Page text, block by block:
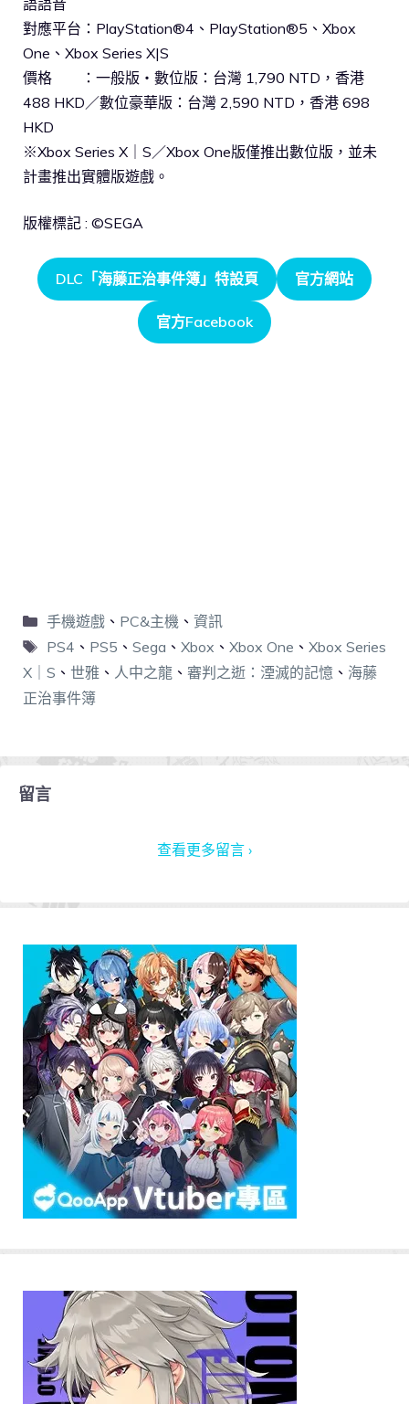
對應平台：PlayStation®4、PlayStation®5、Xbox
One、Xbox Series X|S
價格 ：一般版・數位版：台灣 1,790 NTD，香港
488 HKD／數位豪華版：台灣 2,590 NTD，香港 698
HKD
※Xbox Series X｜S／Xbox One版僅推出數位版，並未
計畫推出實體版遊戲。
版權標記 : ©SEGA
DLC「海藤正治事件簿」特設頁 官方網站
官方Facebook
手機遊戲、 PC&主機 、 資訊
PS4 、 PS5 、 Sega 、 Xbox 、 Xbox One 、 Xbox Series
X｜S 、 世雅 、 人中之龍 、 審判之逝：湮滅的記憶 、 海藤
正治事件簿
留言
查看更多留言 ›